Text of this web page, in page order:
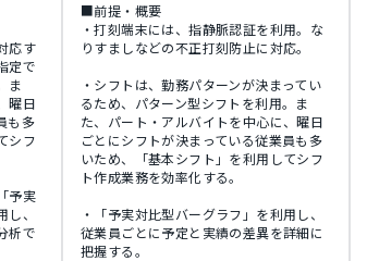
応す
定で
ま
曜日
も多
シフ
予実
、
析で
■前提・概要
・打刻端末には、指静脈認証を利用。な
りすましなどの不正打刻防止に対応。
・シフトは、勤務パターンが決まってい
るため、パターン型シフトを利用。ま
た、パート・アルバイトを中心に、曜日
ごとにシフトが決まっている従業員も多
いため、「基本シフト」を利用してシフ
ト作成業務を効率化する。
・「予実対比型バーグラフ」を利用し、
従業員ごとに予定と実績の差異を詳細に
把握する。